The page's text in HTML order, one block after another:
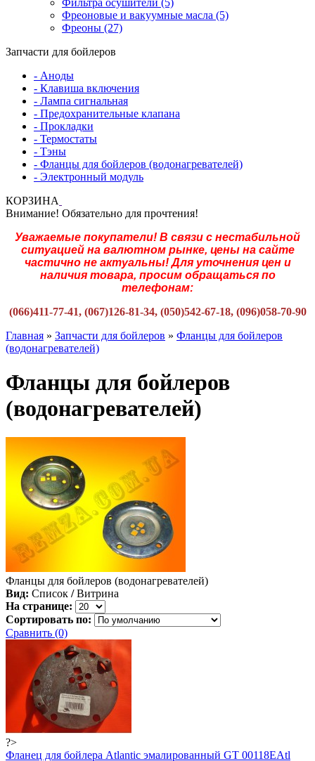
Фильтра осушители (5)
Фреоновые и вакуумные масла (5)
Фреоны (27)
Запчасти для бойлеров
- Аноды
- Клавиша включения
- Лампа сигнальная
- Предохранительные клапана
- Прокладки
- Термостаты
- Тэны
- Фланцы для бойлеров (водонагревателей)
- Электронный модуль
КОРЗИНА
Внимание! Обязательно для прочтения!
Уважаемые покупатели! В связи с нестабильной
ситуацией на валютном рынке, цены на сайте
частично не актуальны! Для уточнения цен и
наличия товара, просим обращаться по
телефонам:
(066)411-77-41, (067)126-81-34, (050)542-67-18, (096)058-70-90
Главная » Запчасти для бойлеров » Фланцы для бойлеров
(водонагревателей)
Фланцы для бойлеров
(водонагревателей)
Фланцы для бойлеров (водонагревателей)
Вид: Список / Витрина
На странице:
Сортировать по:
Сравнить (0)
?>
Фланец для бойлера Atlantic эмалированный GТ 00118EAtl